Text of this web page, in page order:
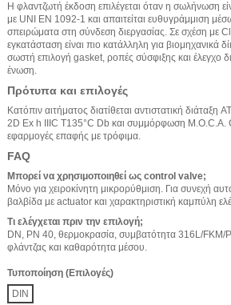
Η φλαντζωτή έκδοση επιλέγεται όταν η σωλήνωση
με UNI EN 1092-1 και απαιτείται ευθυγράμμιση
σπειρώματα στη σύνδεση διεργασίας. Σε σχέση με
εγκατάσταση είναι πιο κατάλληλη για βιομηχανικά
σωστή επιλογή gasket, ροπές σύσφιξης και έλεγχο
ένωση.
Πρότυπα και επιλογές
Κατόπιν αιτήματος διατίθεται αντιστατική διάταξη
2D Ex h IIIC T135°C Db και συμμόρφωση M.O.C.A.
εφαρμογές επαφής με τρόφιμα.
FAQ
Μπορεί να χρησιμοποιηθεί ως control valve;
Μόνο για χειροκίνητη μικρορύθμιση. Για συνεχή
βαλβίδα με actuator και χαρακτηριστική καμπύλη
Τι ελέγχεται πριν την επιλογή;
DN, PN 40, θερμοκρασία, συμβατότητα 316L/FKM/
φλάντζας και καθαρότητα μέσου.
Τυποποίηση (Επιλογές)
DIN